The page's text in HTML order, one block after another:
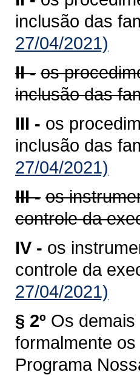
inclusão das
27/04/2021)
II - os
inclusão das
III - os
inclusão das
27/04/2021)
III - os
controle da
IV - os
controle da
27/04/2021)
§ 2º Os
formalmente
Programa